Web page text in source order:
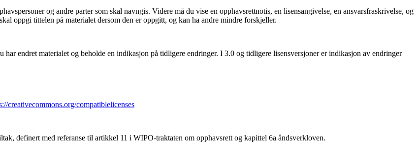
og andre parter som skal navngis. Videre må du vise en opphavsrettnotis, en lisensangivelse, en ansvarsfraskrivelse, og
oppgi tittelen på materialet dersom den er oppgitt, og kan ha andre mindre forskjeller.
endret materialet og beholde en indikasjon på tidligere endringer. I 3.0 og tidligere lisensversjoner er indikasjon av endringer
creativecommons.org/compatiblelicenses
definert med referanse til artikkel 11 i WIPO-traktaten om opphavsrett og kapittel 6a åndsverkloven.